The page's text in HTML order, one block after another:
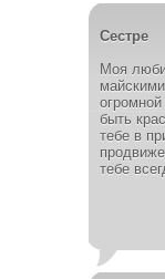
Сестре
Моя
быть
тебе в
тебе